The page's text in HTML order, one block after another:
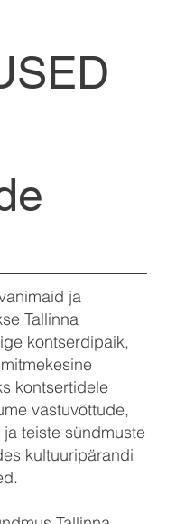
ja
Tallinna
kontserdipaik,
kontsertidele
vastuvõttude,
teiste sündmuste
kultuuripärandi